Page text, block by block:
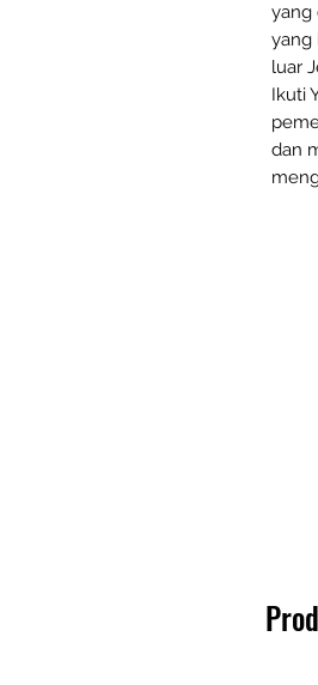
yang
yang
luar
Ikuti
dan